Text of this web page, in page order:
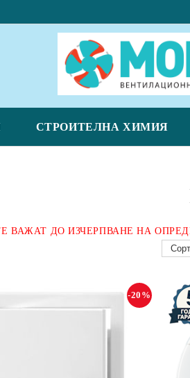
СТРОИТЕЛНА ХИМИЯ
ВАЖАТ ДО ИЗЧЕРПВАНЕ НА
-20%